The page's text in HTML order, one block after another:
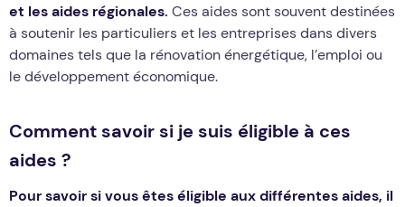
et les aides régionales. Ces aides sont souvent destinées
à soutenir les particuliers et les entreprises dans divers
domaines tels que la rénovation énergétique, l’emploi ou
le développement économique.
Comment savoir si je suis éligible à ces
aides ?
Pour savoir si vous êtes éligible aux différentes aides, il